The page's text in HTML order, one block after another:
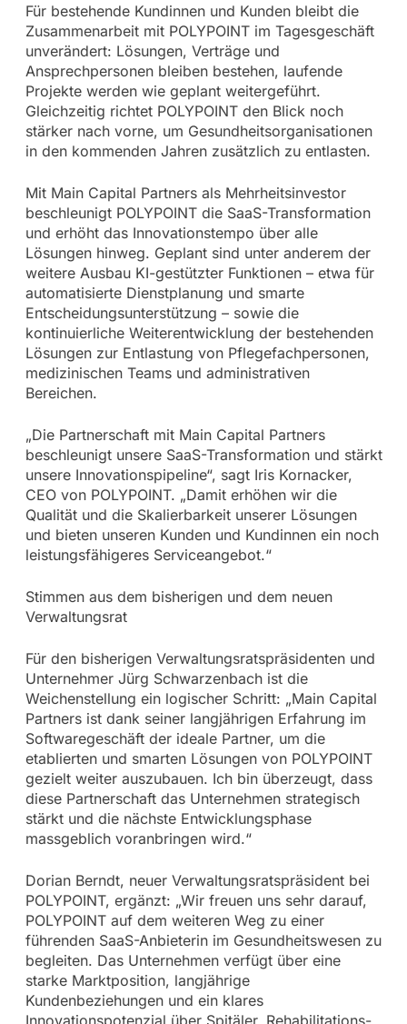
Für bestehende Kundinnen und Kunden bleibt die
Zusammenarbeit mit POLYPOINT im Tagesgeschäft
unverändert: Lösungen, Verträge und
Ansprechpersonen bleiben bestehen, laufende
Projekte werden wie geplant weitergeführt.
Gleichzeitig richtet POLYPOINT den Blick noch
stärker nach vorne, um Gesundheitsorganisationen
in den kommenden Jahren zusätzlich zu entlasten.
Mit Main Capital Partners als Mehrheitsinvestor
beschleunigt POLYPOINT die SaaS-Transformation
und erhöht das Innovationstempo über alle
Lösungen hinweg. Geplant sind unter anderem der
weitere Ausbau KI-gestützter Funktionen – etwa für
automatisierte Dienstplanung und smarte
Entscheidungsunterstützung – sowie die
kontinuierliche Weiterentwicklung der bestehenden
Lösungen zur Entlastung von Pflegefachpersonen,
medizinischen Teams und administrativen
Bereichen.
„Die Partnerschaft mit Main Capital Partners
beschleunigt unsere SaaS-Transformation und stärkt
unsere Innovationspipeline“, sagt Iris Kornacker,
CEO von POLYPOINT. „Damit erhöhen wir die
Qualität und die Skalierbarkeit unserer Lösungen
und bieten unseren Kunden und Kundinnen ein noch
leistungsfähigeres Serviceangebot.“
Stimmen aus dem bisherigen und dem neuen
Verwaltungsrat
Für den bisherigen Verwaltungsratspräsidenten und
Unternehmer Jürg Schwarzenbach ist die
Weichenstellung ein logischer Schritt: „Main Capital
Partners ist dank seiner langjährigen Erfahrung im
Softwaregeschäft der ideale Partner, um die
etablierten und smarten Lösungen von POLYPOINT
gezielt weiter auszubauen. Ich bin überzeugt, dass
diese Partnerschaft das Unternehmen strategisch
stärkt und die nächste Entwicklungsphase
massgeblich voranbringen wird.“
Dorian Berndt, neuer Verwaltungsratspräsident bei
POLYPOINT, ergänzt: „Wir freuen uns sehr darauf,
POLYPOINT auf dem weiteren Weg zu einer
führenden SaaS-Anbieterin im Gesundheitswesen zu
begleiten. Das Unternehmen verfügt über eine
starke Marktposition, langjährige
Kundenbeziehungen und ein klares
Innovationspotenzial über Spitäler, Rehabilitations-